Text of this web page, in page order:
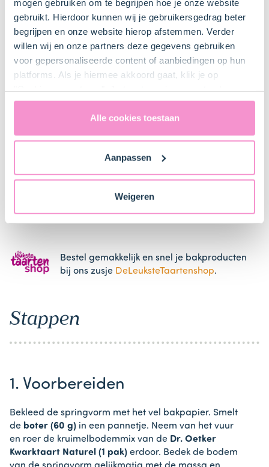
mogen gebruiken om te begrijpen hoe je onze website
gebruikt. Hierdoor kunnen wij je gebruikersgedrag beter
begrijpen en onze website hierop afstemmen. Verder
willen wij en onze partners deze gegevens gebruiken
voor gepersonaliseerde content of aanbiedingen op hun
platforms. Als je hiermee akkoord gaat, klik je op
uitdrukkelijk een eventuele gegevensoverdracht naar de
Verenigde Staten in de zin van artikel 49 AVG. Raadpleeg
ons
naar technology providers en partners in de Verenigde
Staten. Je kunt op elk moment van gedachten
Alle cookies toestaan
Aanpassen
Weigeren
Bestel dit product online
Mixer met gardes
Schaaltje(s)
Spuitzak (met gekarteld spuitmondje)
Bestel gemakkelijk en snel je bakproducten
bij ons zusje DeLeuksteTaartenshop.
Stappen
1. Voorbereiden
Bekleed de springvorm met het vel bakpapier. Smelt
de boter (60 g) in een pannetje. Neem van het vuur
en roer de kruimelbodemmix van de Dr. Oetker
Kwarktaart Naturel (1 pak) erdoor. Bedek de bodem